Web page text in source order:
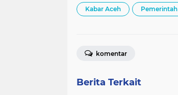
Kabar Aceh Pemerintah
komentar
Berita Terkait